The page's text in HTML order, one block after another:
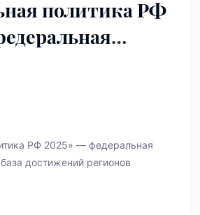
политика РФ
база
регионов
РФ 2025» — федеральная
достижений регионов